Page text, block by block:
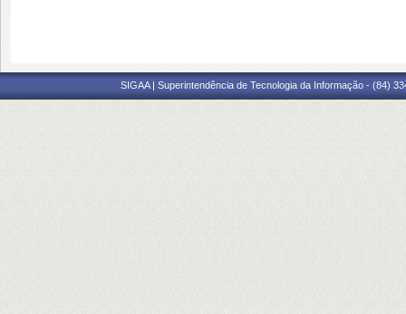
SIGAA | Superintendência de Tecnologia da Informação - (84)